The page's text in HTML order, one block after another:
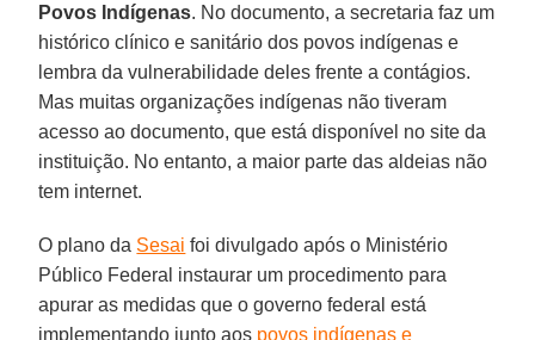
Povos Indígenas. No documento, a secretaria faz um
histórico clínico e sanitário dos povos indígenas e
lembra da vulnerabilidade deles frente a contágios.
Mas muitas organizações indígenas não tiveram
acesso ao documento, que está disponível no site da
instituição. No entanto, a maior parte das aldeias não
tem internet.
O plano da Sesai foi divulgado após o Ministério
Público Federal instaurar um procedimento para
apurar as medidas que o governo federal está
implementando junto aos povos indígenas e